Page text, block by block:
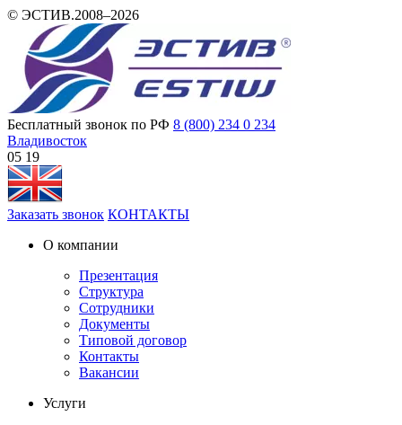
© ЭСТИВ.2008–2026
Бесплатный звонок по РФ 8 (800) 234 0 234
Владивосток
05:19
Заказать звонок КОНТАКТЫ
О компании
Презентация
Структура
Сотрудники
Документы
Типовой договор
Контакты
Вакансии
Услуги